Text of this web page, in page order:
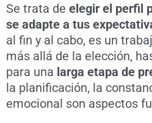
Se trata de elegir el perfil
se adapte a tus
al fin y al cabo, es un
más allá de la elección,
para una larga etapa de
la planificación, la
emocional son aspectos